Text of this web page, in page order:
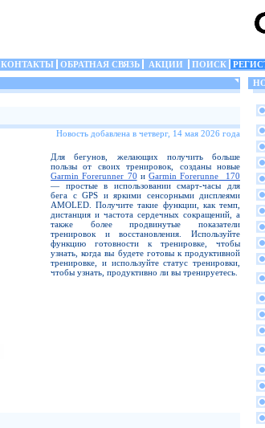
КОНТАКТЫ ОБРАТНАЯ СВЯЗЬ АКЦИИ ПОИСК
Новость добавлена в четверг, 14 мая 2026 года
Для бегунов, желающих получить больше
пользы от своих тренировок, созданы новые
Garmin Forerunner 70 иGarmin Forerunne 170
— простые в использовании смарт-часы для
бега с GPS и яркими сенсорными дисплеями
AMOLED. Получите такие функции, как темп,
дистанция и частота сердечных сокращений, а
также более продвинутые показатели
тренировок и восстановления. Используйте
функцию готовности к тренировке, чтобы
узнать, когда вы будете готовы к продуктивной
тренировке, и используйте статус тренировки,
чтобы узнать, продуктивно ли вы тренируетесь.